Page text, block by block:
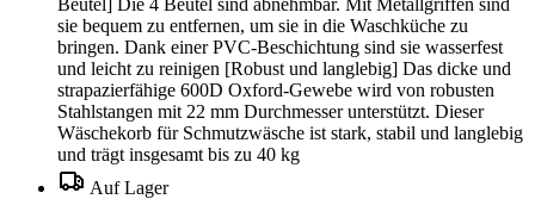
sie bequem zu entfernen, um sie in die Waschküche zu
bringen. Dank einer PVC-Beschichtung sind sie wasserfest
und leicht zu reinigen [Robust und langlebig] Das dicke und
strapazierfähige 600D Oxford-Gewebe wird von robusten
Stahlstangen mit 22 mm Durchmesser unterstützt. Dieser
Wäschekorb für Schmutzwäsche ist stark, stabil und langlebig
und trägt insgesamt bis zu 40 kg
Auf Lager